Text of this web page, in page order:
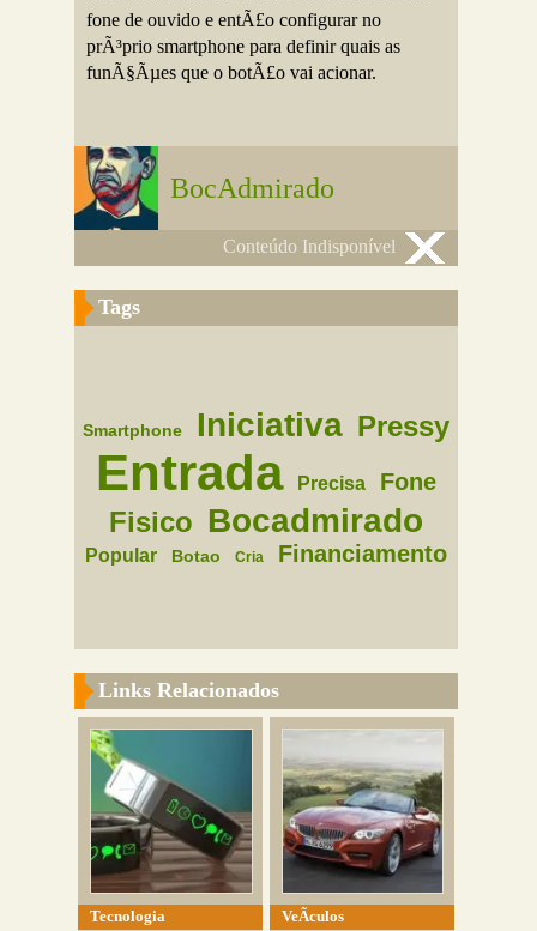
fone de ouvido e entÃ£o configurar no
prÃ³prio smartphone para definir quais as
funÃ§Ãµes que o botÃ£o vai acionar.
BocAdmirado
Conteúdo Indisponível
Tags
Smartphone Iniciativa Pressy
Entrada Precisa Fone
Fisico Bocadmirado
Popular Botao Cria Financiamento
Links Relacionados
Tecnologia
VeÃ­culos